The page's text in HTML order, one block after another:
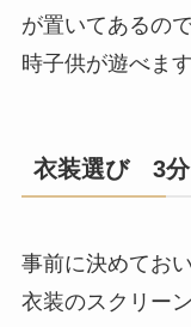
が置いてあるの
時子供が遊べます
衣装選び 3分
事前に決めてお
衣装のスクリー